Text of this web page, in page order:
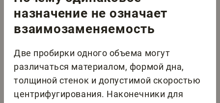
назначение не означает
взаимозаменяемость
Две пробирки одного объема могут
различаться материалом, формой дна,
толщиной стенок и допустимой скоростью
центрифугирования. Наконечники для